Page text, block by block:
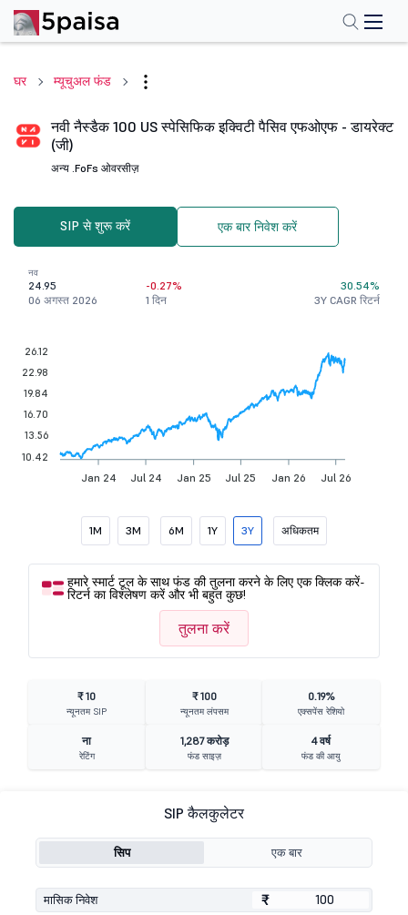
घर म्यूचुअल फंड
नवी नैस्डैक 100 US स्पेसिफिक इक्विटी पैसिव एफओएफ - डायरेक्ट
(जी)
अन्य .FoFs ओवरसीज़
SIP से शुरू करें एक बार निवेश करें
नव
24.95
06 अगस्त 2026
-0.27%
1 दिन
30.54%
3Y CAGR रिटर्न
Jan 24 Jul 24 Jan 25 Jul 25 Jan 26 Jul 26
26.12
22.98
19.84
16.70
13.56
10.42
1M 3M 6M 1Y 3Y अधिकतम
हमारे स्मार्ट टूल के साथ फंड की तुलना करने के लिए एक क्लिक करें-
रिटर्न का विश्लेषण करें और भी बहुत कुछ!
तुलना करें
₹ 10
न्यूनतम SIP
₹ 100
न्यूनतम लंपसम
0.19%
एक्सपेंस रेशियो
ना
रेटिंग
1,287 करोड़
फंड साइज़
4 वर्ष
फंड की आयु
SIP कैलकुलेटर
सिप एक बार
मासिक निवेश ₹
₹